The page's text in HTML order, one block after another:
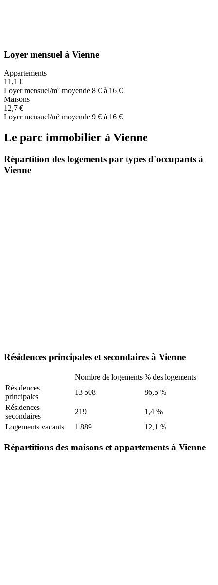
Loyer mensuel à Vienne
Appartements
11,1 €
Loyer mensuel/m² moyende 8 € à 16 €
Maisons
12,7 €
Loyer mensuel/m² moyende 9 € à 16 €
Le parc immobilier à Vienne
Répartition des logements par types d'occupants à
Vienne
Résidences principales et secondaires à Vienne
Nombre de logements % des logements
Résidences
principales
13 508
86,5 %
Résidences
secondaires
219
1,4 %
Logements vacants
1 889 12,1 %
Répartitions des maisons et appartements à Vienne